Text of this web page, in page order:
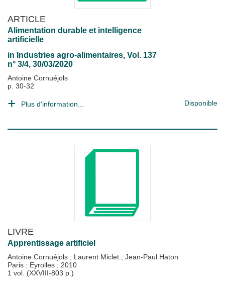
ARTICLE
Alimentation durable et intelligence
artificielle
in Industries agro-alimentaires, Vol. 137
n° 3/4, 30/03/2020
Antoine Cornuéjols
p. 30-32
Plus d'information... Disponible
LIVRE
Apprentissage artificiel
Antoine Cornuéjols ; Laurent Miclet ; Jean-Paul Haton
Paris : Eyrolles ; 2010
1 vol. (XXVIII-803 p.)